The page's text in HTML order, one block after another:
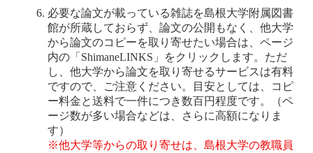
必要な論文が載っている雑誌を島根大学附属図書
館が所蔵しておらず、論文の公開もなく、他大学
から論文のコピーを取り寄せたい場合は、ページ
内の「ShimaneLINKS」をクリックします。ただ
し、他大学から論文を取り寄せるサービスは有料
ですので、ご注意ください。目安としては、コピ
ー料金と送料で一件につき数百円程度です。（ペ
ージ数が多い場合などは、さらに高額になりま
す）
※他大学等からの取り寄せは、島根大学の教職員